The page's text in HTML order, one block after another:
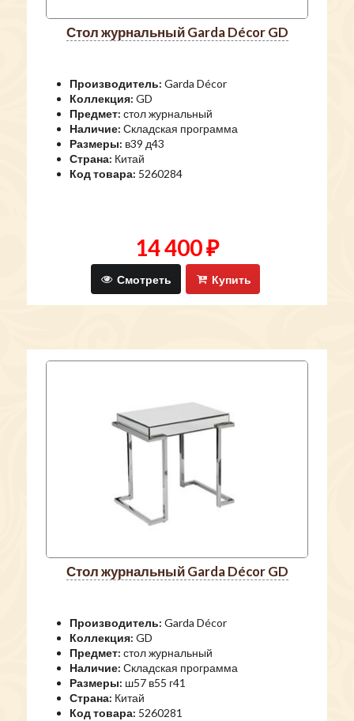
стол журнальный Garda Décor GD
Производитель: Garda Décor
Коллекция: GD
Предмет: стол журнальный
Наличие: Складская программа
Размеры: в39 д43
Страна: Китай
Код товара: 5260284
14 400 ₽
Смотреть Купить
стол журнальный Garda Décor GD
Производитель: Garda Décor
Коллекция: GD
Предмет: стол журнальный
Наличие: Складская программа
Размеры: ш57 в55 г41
Страна: Китай
Код товара: 5260281